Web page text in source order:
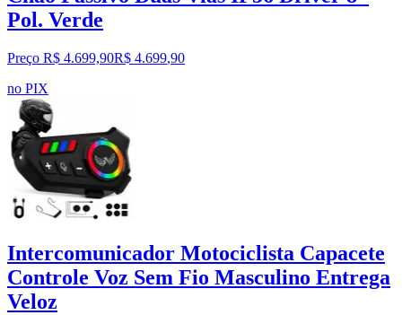
Pol. Verde
Preço R$ 4.699,90R$ 4.699,90
no PIX
Intercomunicador Motociclista Capacete
Controle Voz Sem Fio Masculino Entrega
Veloz